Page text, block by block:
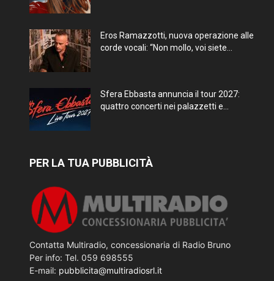
Eros Ramazzotti, nuova operazione alle
corde vocali: “Non mollo, voi siete...
Sfera Ebbasta annuncia il tour 2027:
quattro concerti nei palazzetti e...
PER LA TUA PUBBLICITÀ
Contatta Multiradio, concessionaria di Radio Bruno
Per info: Tel. 059 698555
E-mail: pubblicita@multiradiosrl.it